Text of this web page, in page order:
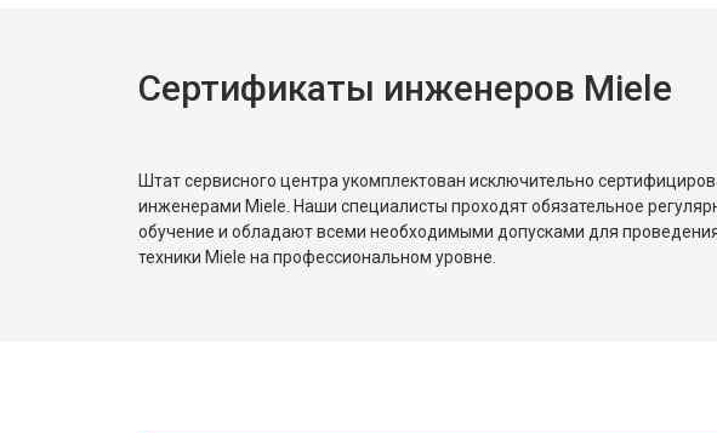
Сертификаты инженеров Miele
Штат сервисного центра укомплектован исключительно
инженерами Miele. Наши специалисты проходят обязательное
обучение и обладают всеми необходимыми допусками для
техники Miele на профессиональном уровне.